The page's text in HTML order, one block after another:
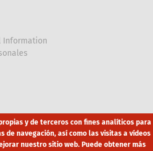
Information
eduroam Mapa Web
y de terceros con fines analíticos para
de navegación, así como las visitas a vídeos
nuestro sitio web. Puede obtener más